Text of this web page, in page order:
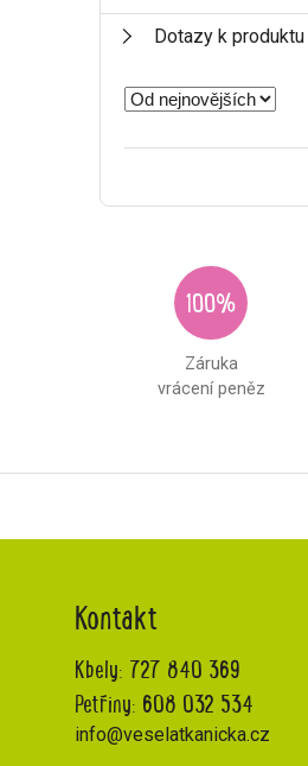
Dotazy k produktu
100%
Záruka
vrácení peněz
Kontakt
Kbely: 727 840 369
Petřiny: 608 032 534
info@veselatkanicka.cz